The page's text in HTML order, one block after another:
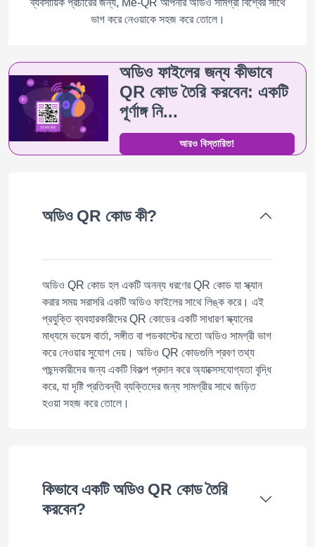
ভাগ করে নেওয়াকে সহজ করে তোলে।
অডিও ফাইলের জন্য কীভাবে
QR কোড তৈরি করবেন: একটি
পূর্ণাঙ্গ নি...
আরও বিস্তারিত!
অডিও QR কোড কী?
অডিও QR কোড হল একটি অনন্য ধরণের QR কোড যা স্ক্যান
করার সময় সরাসরি একটি অডিও ফাইলের সাথে লিঙ্ক করে। এই
প্রযুক্তি ব্যবহারকারীদের QR কোডের একটি সাধারণ স্ক্যানের
মাধ্যমে ভয়েস বার্তা, সঙ্গীত বা পডকাস্টের মতো অডিও সামগ্রী ভাগ
করে নেওয়ার সুযোগ দেয়। অডিও QR কোডগুলি শ্রবণ তথ্য
পছন্দকারীদের জন্য একটি বিকল্প প্রদান করে অ্যাক্সেসযোগ্যতা বৃদ্ধি
করে, যা দৃষ্টি প্রতিবন্ধী ব্যক্তিদের জন্য সামগ্রীর সাথে জড়িত
হওয়া সহজ করে তোলে।
কিভাবে একটি অডিও QR কোড তৈরি
করবেন?